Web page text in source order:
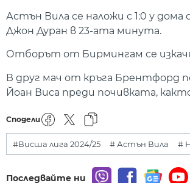
Астън Вила се наложи с 1:0 у
Джон Дуран в 23-ата минута.
Отборът от Бирмингам се
В друг мач от кръга Брентфорд
Йоан Виса преди почивката,
Сподели
#Висша лига 2024/25 # Астън Вила #
Последвайте ни